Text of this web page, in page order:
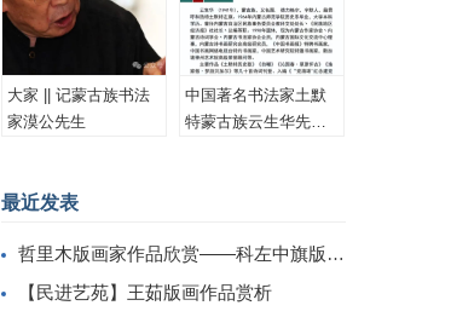
大家 || 记蒙古族书法
家漠公先生
中国著名书法家土默
特蒙古族云生华先生
最近发表
哲里木版画家作品欣赏——科左中旗版画家李忠斌作品赏析
【民进艺苑】王茹版画作品赏析